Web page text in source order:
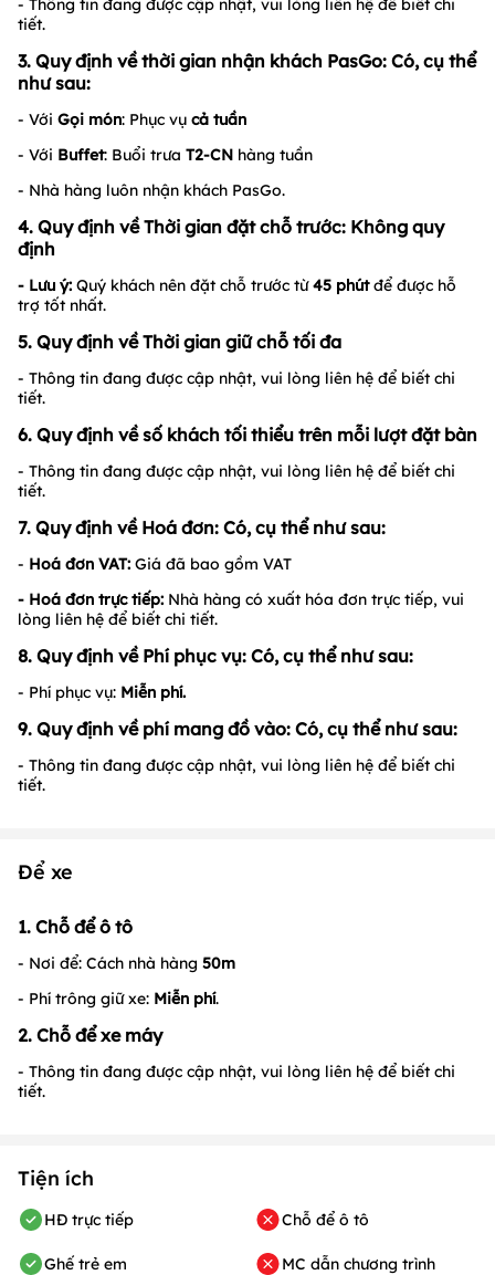
- Thông tin đang được cập nhật, vui lòng liên hệ để biết chi
tiết.
3. Quy định về thời gian nhận khách PasGo: Có, cụ thể
như sau:
- Với Gọi món: Phục vụ cả tuần
- Với Buffet: Buổi trưa T2-CN hàng tuần
- Nhà hàng luôn nhận khách PasGo.
4. Quy định về Thời gian đặt chỗ trước: Không quy
định
- Lưu ý: Quý khách nên đặt chỗ trước từ45 phútđể được hỗ
trợ tốt nhất.
5. Quy định về Thời gian giữ chỗ tối đa
- Thông tin đang được cập nhật, vui lòng liên hệ để biết chi
tiết.
6. Quy định về số khách tối thiểu trên mỗi lượt đặt bàn
- Thông tin đang được cập nhật, vui lòng liên hệ để biết chi
tiết.
7. Quy định về Hoá đơn: Có, cụ thể như sau:
- Hoá đơn VAT: Giá đã bao gồm VAT
- Hoá đơn trực tiếp: Nhà hàng có xuất hóa đơn trực tiếp, vui
lòng liên hệ để biết chi tiết.
8. Quy định về Phí phục vụ: Có, cụ thể như sau:
- Phí phục vụ: Miễn phí.
9. Quy định về phí mang đồ vào: Có, cụ thể như sau:
- Thông tin đang được cập nhật, vui lòng liên hệ để biết chi
tiết.
Để xe
1. Chỗ để ô tô
- Nơi để: Cách nhà hàng 50m
- Phí trông giữ xe: Miễn phí.
2. Chỗ để xe máy
- Thông tin đang được cập nhật, vui lòng liên hệ để biết chi
tiết.
Tiện ích
HĐ trực tiếp
Ghế trẻ em
Chỗ để ô tô
MC dẫn chương trình